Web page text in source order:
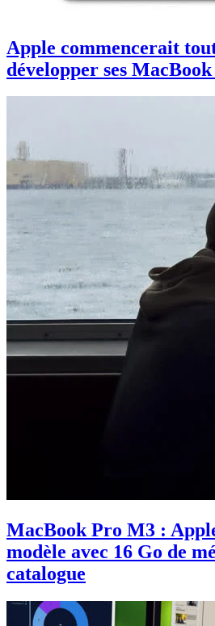
Apple commencerait
développer ses
MacBook Pro M3 :
modèle avec 16 Go de
catalogue